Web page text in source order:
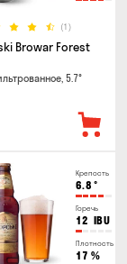
(1)
Browar Forest
5.7°
Крепость
6.8 °
Горечь
12 IBU
Плотность
17 %